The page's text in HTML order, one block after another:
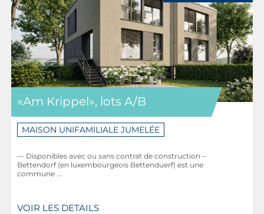
«Am Krippel», lots A/B
MAISON UNIFAMILIALE JUMELÉE
— Disponibles avec ou sans contrat de construction –
Bettendorf (en luxembourgeois Bettenduerf) est une
commune ...
VOIR LES DETAILS